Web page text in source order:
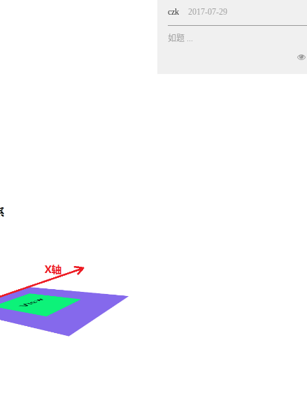
czk 2017-07-29
如题 ...